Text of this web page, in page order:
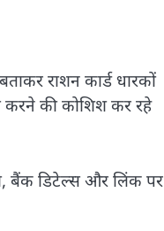
राशन कार्ड धारकों
की कोशिश कर रहे
बैंक डिटेल्स और लिंक पर